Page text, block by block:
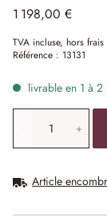
1 198,00 €
TVA incluse, hors
Référence : 13131
livrable en 1 à 2
Quantité de
Article